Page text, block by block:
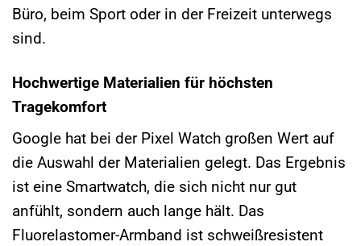
Büro, beim Sport oder in der Freizeit unterwegs
sind.
Hochwertige Materialien für höchsten
Tragekomfort
Google hat bei der Pixel Watch großen Wert auf
die Auswahl der Materialien gelegt. Das Ergebnis
ist eine Smartwatch, die sich nicht nur gut
anfühlt, sondern auch lange hält. Das
Fluorelastomer-Armband ist schweißresistent